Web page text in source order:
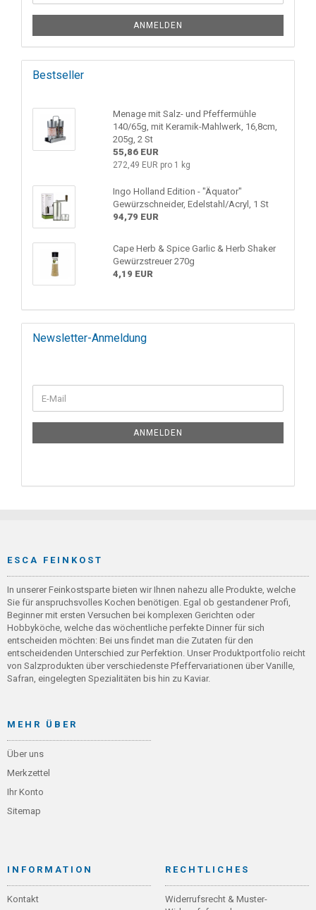
ANMELDEN
Bestseller
Menage mit Salz- und Pfeffermühle
140/65g, mit Keramik-Mahlwerk, 16,8cm,
205g, 2 St
55,86 EUR
272,49 EUR pro 1 kg
Ingo Holland Edition - "Äquator"
Gewürzschneider, Edelstahl/Acryl, 1 St
94,79 EUR
Cape Herb & Spice Garlic & Herb Shaker
Gewürzstreuer 270g
4,19 EUR
Newsletter-Anmeldung
ANMELDEN
ESCA FEINKOST
In unserer Feinkostsparte bieten wir Ihnen nahezu alle Produkte, welche
Sie für anspruchsvolles Kochen benötigen. Egal ob gestandener Profi,
Beginner mit ersten Versuchen bei komplexen Gerichten oder
Hobbyköche, welche das wöchentliche perfekte Dinner für sich
entscheiden möchten: Bei uns findet man die Zutaten für den
entscheidenden Unterschied zur Perfektion. Unser Produktportfolio reicht
von Salzprodukten über verschiedenste Pfeffervariationen über Vanille,
Safran, eingelegten Spezialitäten bis hin zu Kaviar.
MEHR ÜBER
Über uns
Merkzettel
Ihr Konto
Sitemap
INFORMATION
Kontakt
RECHTLICHES
Widerrufsrecht & Muster-